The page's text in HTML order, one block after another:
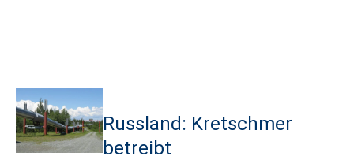
Russland: Kretschmer
betreibt